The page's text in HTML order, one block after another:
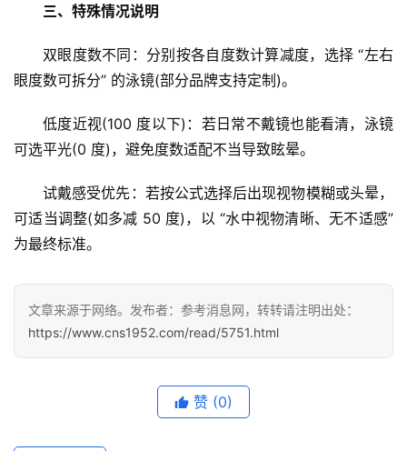
面
三、特殊情况说明
双眼度数不同：分别按各自度数计算减度，选择 “左右
眼度数可拆分” 的泳镜(部分品牌支持定制)。
低度近视(100 度以下)：若日常不戴镜也能看清，泳镜
可选平光(0 度)，避免度数适配不当导致眩晕。
试戴感受优先：若按公式选择后出现视物模糊或头晕，
可适当调整(如多减 50 度)，以 “水中视物清晰、无不适感”
为最终标准。
文章来源于网络。发布者：参考消息网，转转请注明出处：
https://www.cns1952.com/read/5751.html
赞 (0)